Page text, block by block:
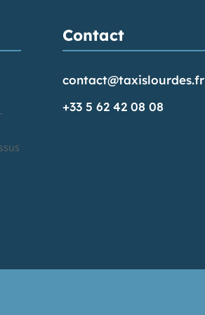
Contact
contact@taxislourdes.fr
+33 5 62 42 08 08